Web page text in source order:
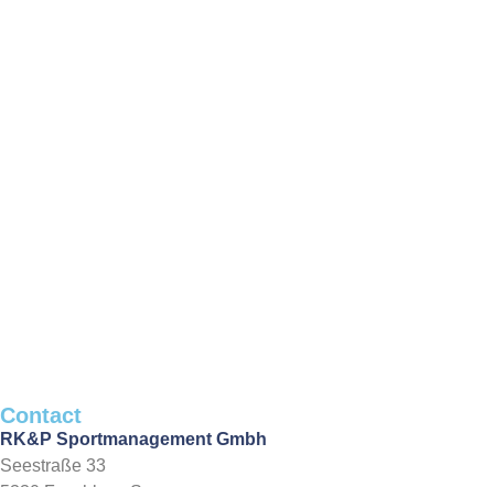
Contact
RK&P Sportmanagement Gmbh
Seestraße 33